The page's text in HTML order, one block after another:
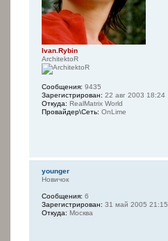
Ivan.Rybin
ArchitektoR
Сообщения: 9435
Зарегистрирован: 22 авг 2003 18:24
Откуда: RealMatrix World
Провайдер\Сеть: OnLime
younger
Новичок
Сообщения: 6
Зарегистрирован: 31 май 2005 21:15
Откуда: Москва